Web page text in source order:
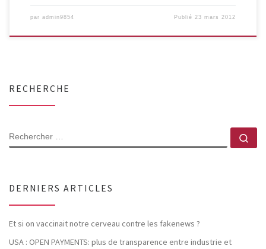
par admin9854 Publié23 mars 2012
RECHERCHE
RECHERCHER
DERNIERS ARTICLES
Et si on vaccinait notre cerveau contre les fakenews ?
USA : OPEN PAYMENTS: plus de transparence entre industrie et